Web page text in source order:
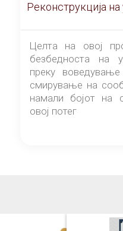
Реконструкција
Целта на овој
безбедноста на
преку
смирување на
намали бојот на
овој потег